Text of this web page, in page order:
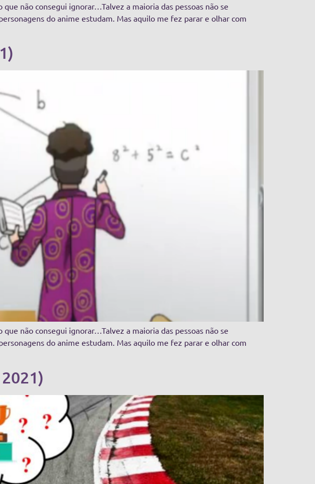
não consegui ignorar…Talvez a maioria das pessoas não se
do anime estudam. Mas aquilo me fez parar e olhar com
não consegui ignorar…Talvez a maioria das pessoas não se
do anime estudam. Mas aquilo me fez parar e olhar com